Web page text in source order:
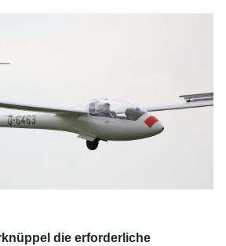
die erforderliche